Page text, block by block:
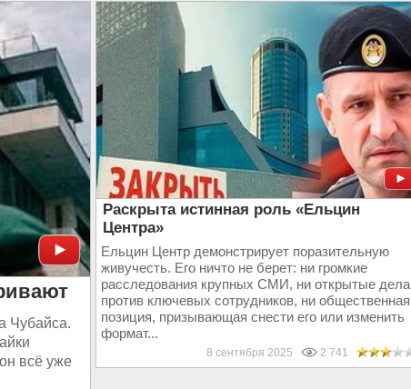
Чубайса.
всё уже
Раскрыта истинная роль «Ельцин
Центра»
Ельцин Центр демонстрирует поразительную
живучесть. Его ничто не берет: ни громкие
расследования крупных СМИ, ни открытые дела
против ключевых сотрудников, ни общественная
позиция, призывающая снести его или изменить
формат...
8 сентября 2025 2 741